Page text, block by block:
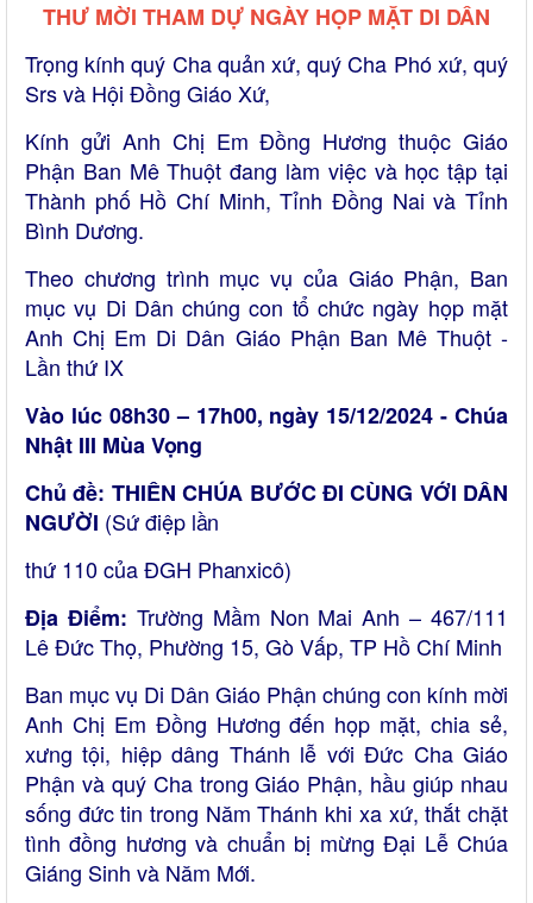
THƯ MỜI THAM DỰNGÀY HỌP MẶT DI DÂN
Trọng kính quý Cha quản xứ, quý Cha Phó xứ, quý
Srs và Hội Đồng Giáo Xứ,
Kính gửi Anh Chị Em Đồng Hương thuộc Giáo
Phận Ban Mê Thuột đang làm việc và học tập tại
Thành phố Hồ Chí Minh, Tỉnh Đồng Nai và Tỉnh
Bình Dương.
Theo chương trình mục vụ của Giáo Phận, Ban
mục vụ Di Dân chúng con tổchức ngày họp mặt
Anh Chị Em Di Dân Giáo Phận Ban Mê Thuột -
Lần thứ IX
Vào lúc 08h30 – 17h00, ngày 15/12/2024 - Chúa
Nhật III MùaVọng
Chủ đề: THIÊN CHÚA BƯỚC ĐI CÙNG VỚI DÂN
NGƯỜI (Sứ điệp lần
thứ 110 của ĐGH Phanxicô)
Địa Điểm: Trường Mầm Non Mai Anh – 467/111
Lê Đức Thọ, Phường 15, Gò Vấp, TP Hồ Chí Minh
Ban mục vụ Di Dân Giáo Phận chúng con kính mời
Anh Chị Em Đồng Hương đến họp mặt, chia sẻ,
xưng tội, hiệp dâng Thánh lễ với Đức Cha Giáo
Phận và quý Cha trong Giáo Phận, hầu giúp nhau
sống đức tin trong Năm Thánh khi xa xứ, thắt chặt
tình đồng hương và chuẩn bị mừng Đại Lễ Chúa
Giáng Sinh và Năm Mới.